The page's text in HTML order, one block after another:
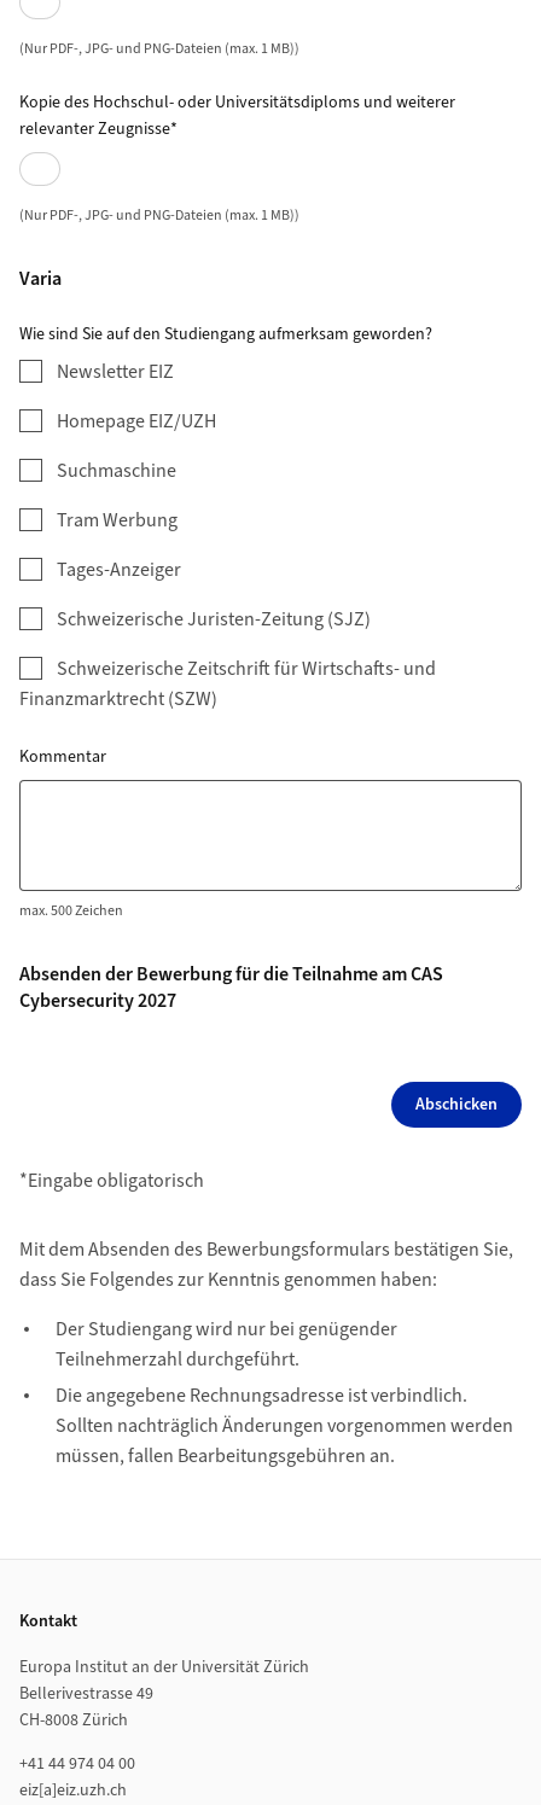
(Nur PDF-, JPG- und PNG-Dateien (max. 1 MB))
Kopie des Hochschul- oder Universitätsdiploms und weiterer
relevanter Zeugnisse*
(Nur PDF-, JPG- und PNG-Dateien (max. 1 MB))
Varia
Wie sind Sie auf den Studiengang aufmerksam geworden?
Newsletter EIZ
Homepage EIZ/UZH
Suchmaschine
Tram Werbung
Tages-Anzeiger
Schweizerische Juristen-Zeitung (SJZ)
Schweizerische Zeitschrift für Wirtschafts- und
Finanzmarktrecht (SZW)
Kommentar
max. 500 Zeichen
Absenden der Bewerbung für die Teilnahme am CAS
Cybersecurity 2027
Abschicken
*Eingabe obligatorisch
Mit dem Absenden des Bewerbungsformulars bestätigen Sie,
dass Sie Folgendes zur Kenntnis genommen haben:
Der Studiengang wird nur bei genügender
Teilnehmerzahl durchgeführt.
Die angegebene Rechnungsadresse ist verbindlich.
Sollten nachträglich Änderungen vorgenommen werden
müssen, fallen Bearbeitungsgebühren an.
Kontakt
Europa Institut an der Universität Zürich
Bellerivestrasse 49
CH-8008 Zürich
+41 44 974 04 00
eiz[a]eiz.uzh.ch